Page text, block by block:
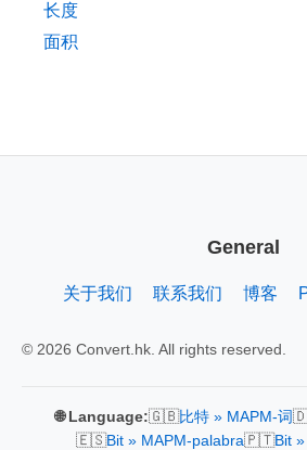
长度
面积
General
关于我们 联系我们 博客
© 2026 Convert.hk. All rights reserved.
🌐 Language:🇬🇧比特 » MAPM-词
🇪🇸Bit » MAPM-palabra🇵🇹Bit